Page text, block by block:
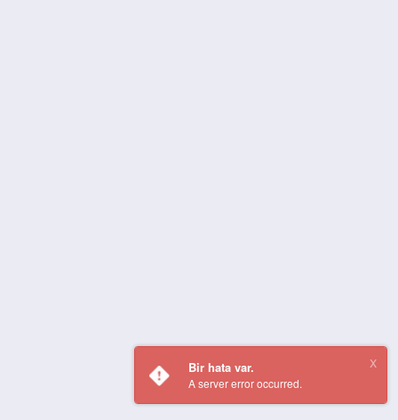
Bir hata var.
A server error occurred.